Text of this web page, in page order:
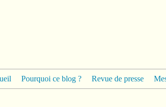
Pourquoi ce blog ? Revue de presse